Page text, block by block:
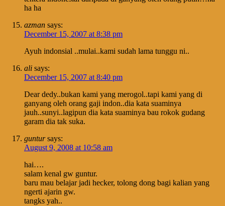
ha ha
azman says:
December 15, 2007 at 8:38 pm
Ayuh indonsial ..mulai..kami sudah lama tunggu ni..
ali says:
December 15, 2007 at 8:40 pm
Dear dedy..bukan kami yang merogol..tapi kami yang di
ganyang oleh orang gaji indon..dia kata suaminya
jauh..sunyi..lagipun dia kata suaminya bau rokok gudang
garam dia tak suka.
guntur says:
August 9, 2008 at 10:58 am
hai….
salam kenal gw guntur.
baru mau belajar jadi hecker, tolong dong bagi kalian yang
ngerti ajarin gw.
tangks yah..